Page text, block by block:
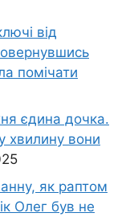
від
помічати
єдина дочка.
хвилину вони
як раптом
Олег був не